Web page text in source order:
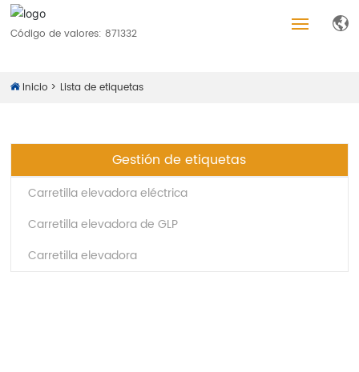
Código de valores: 871332
Acerca de nosotros
Blog
Servicios
Inicio Lista de etiquetas
Gestión de etiquetas
Carretilla elevadora eléctrica
Carretilla elevadora de GLP
Carretilla elevadora